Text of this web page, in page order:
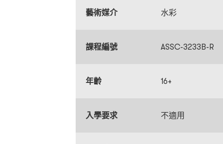
藝術媒介 水彩
課程編號 ASSC-3233B-R
年齡 16+
入學要求 不適用